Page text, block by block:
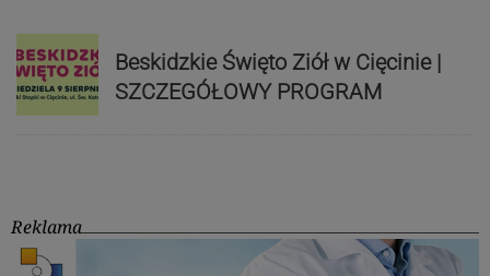
Beskidzkie Święto Ziół w Cięcinie |
SZCZEGÓŁOWY PROGRAM
Reklama